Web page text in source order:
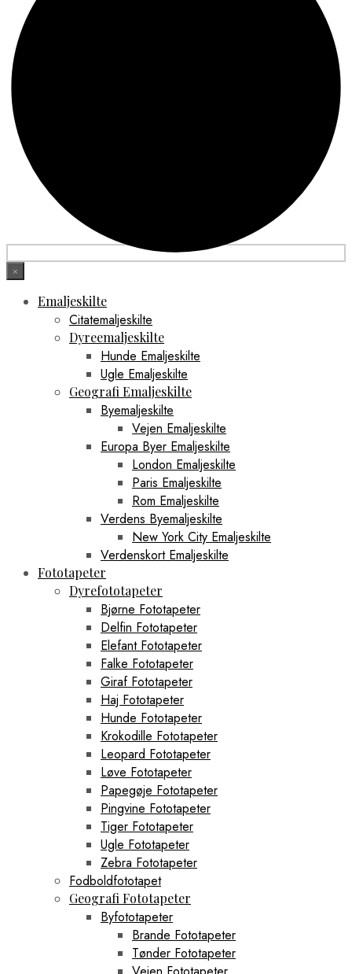
×
Emaljeskilte
Citatemaljeskilte
Dyreemaljeskilte
Hunde Emaljeskilte
Ugle Emaljeskilte
Geografi Emaljeskilte
Byemaljeskilte
Vejen Emaljeskilte
Europa Byer Emaljeskilte
London Emaljeskilte
Paris Emaljeskilte
Rom Emaljeskilte
Verdens Byemaljeskilte
New York City Emaljeskilte
Verdenskort Emaljeskilte
Fototapeter
Dyrefototapeter
Bjørne Fototapeter
Delfin Fototapeter
Elefant Fototapeter
Falke Fototapeter
Giraf Fototapeter
Haj Fototapeter
Hunde Fototapeter
Krokodille Fototapeter
Leopard Fototapeter
Løve Fototapeter
Papegøje Fototapeter
Pingvine Fototapeter
Tiger Fototapeter
Ugle Fototapeter
Zebra Fototapeter
Fodboldfototapet
Geografi Fototapeter
Byfototapeter
Brande Fototapeter
Tønder Fototapeter